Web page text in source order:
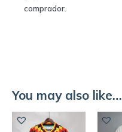
comprador.
You may also like…